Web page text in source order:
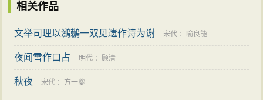
相关作品
文举司理以鸂鶒一双见遗作诗为谢 宋代 ： 喻良能
夜闻雪作口占 明代 ：顾清
秋夜 宋代 ： 方一夔